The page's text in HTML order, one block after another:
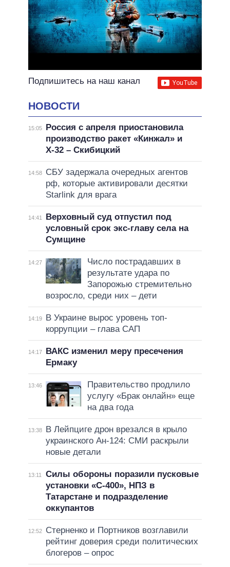
Подпишитесь на наш канал
НОВОСТИ
15:05
Россия с апреля приостановила
производство ракет «Кинжал» и
Х-32 – Скибицкий
14:58
СБУ задержала очередных агентов
рф, которые активировали десятки
Starlink для врага
14:41
Верховный суд отпустил под
условный срок экс-главу села на
Сумщине
14:27
Число пострадавших в
результате удара по
Запорожью стремительно
возросло, среди них – дети
14:19
В Украине вырос уровень топ-
коррупции – глава САП
14:17
ВАКС изменил меру пресечения
Ермаку
13:46
Правительство продлило
услугу «Брак онлайн» еще
на два года
13:38
В Лейпциге дрон врезался в крыло
украинского Ан-124: СМИ раскрыли
новые детали
13:11
Силы обороны поразили пусковые
установки «С-400», НПЗ в
Татарстане и подразделение
оккупантов
12:52
Стерненко и Портников возглавили
рейтинг доверия среди политических
блогеров – опрос